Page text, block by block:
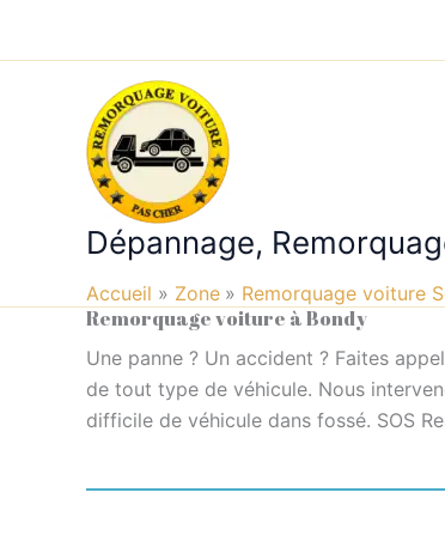
Dépannage,
Accueil Zone Remorquage voiture
Remorquage voiture à Bondy
Une panne ? Un accident ? Faites
de tout type de véhicule. Nous
difficile de véhicule dans fossé. SOS